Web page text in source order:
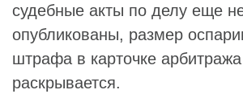
судебные акты по делу еще
опубликованы, размер
штрафа в карточке
раскрывается.